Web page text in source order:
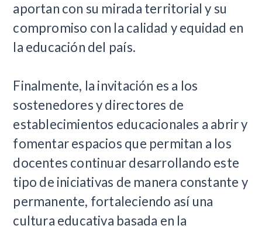
aportan con su mirada territorial y su
compromiso con la calidad y equidad en
la educación del país.
Finalmente, la invitación es a los
sostenedores y directores de
establecimientos educacionales a abrir y
fomentar espacios que permitan a los
docentes continuar desarrollando este
tipo de iniciativas de manera constante y
permanente, fortaleciendo así una
cultura educativa basada en la